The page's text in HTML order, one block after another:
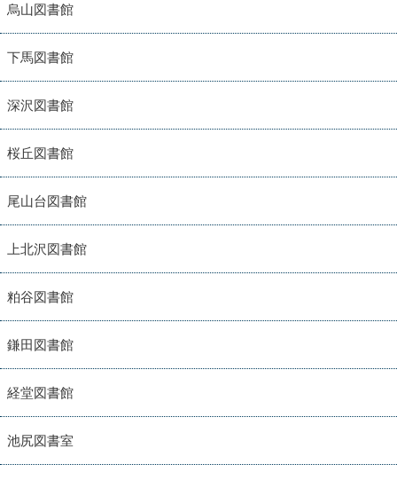
烏山図書館
下馬図書館
深沢図書館
桜丘図書館
尾山台図書館
上北沢図書館
粕谷図書館
鎌田図書館
経堂図書館
池尻図書室